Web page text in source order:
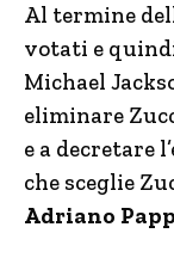
Al termine
votati e
Michael
eliminare
e a decretare
che sceglie
Adriano